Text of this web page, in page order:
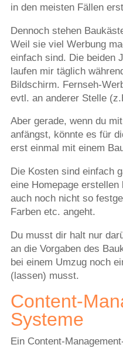
in den meisten Fällen
Dennoch stehen
Weil sie viel Werbung
einfach sind. Die beiden
laufen mir täglich
Bildschirm. Fernseh-
evtl. an anderer Stelle
Aber gerade, wenn du
anfängst, könnte es für
erst einmal mit einem
Die Kosten sind einfach
eine Homepage
auch noch nicht so
Farben etc. angeht.
Du musst dir halt nur
an die Vorgaben des
bei einem Umzug noch
(lassen) musst.
Content-
Systeme
Ein Content-